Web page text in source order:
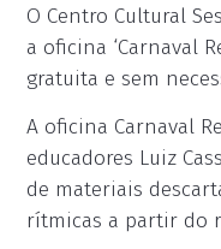
O Centro Cultural
a oficina ‘Carnaval
gratuita e sem
A oficina Carnaval
educadores Luiz
de materiais
rítmicas a partir do